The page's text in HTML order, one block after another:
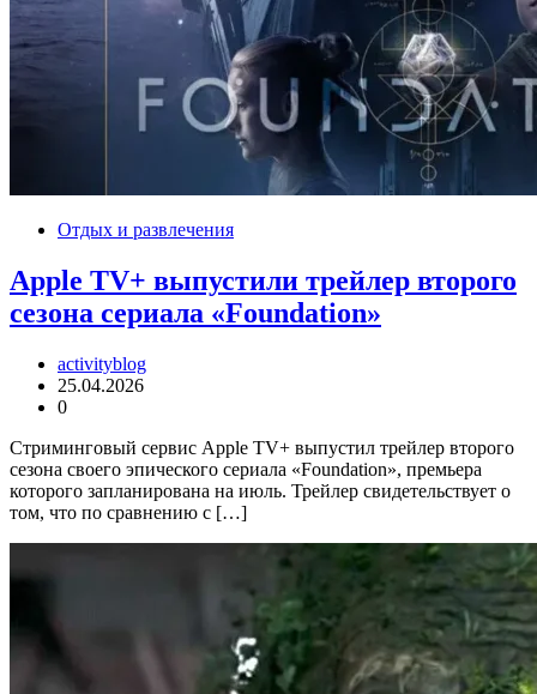
Отдых и развлечения
Apple TV+ выпустили трейлер второго
сезона сериала «Foundation»
activityblog
25.04.2026
0
Стриминговый сервис Apple TV+ выпустил трейлер второго
сезона своего эпического сериала «Foundation», премьера
которого запланирована на июль. Трейлер свидетельствует о
том, что по сравнению с […]